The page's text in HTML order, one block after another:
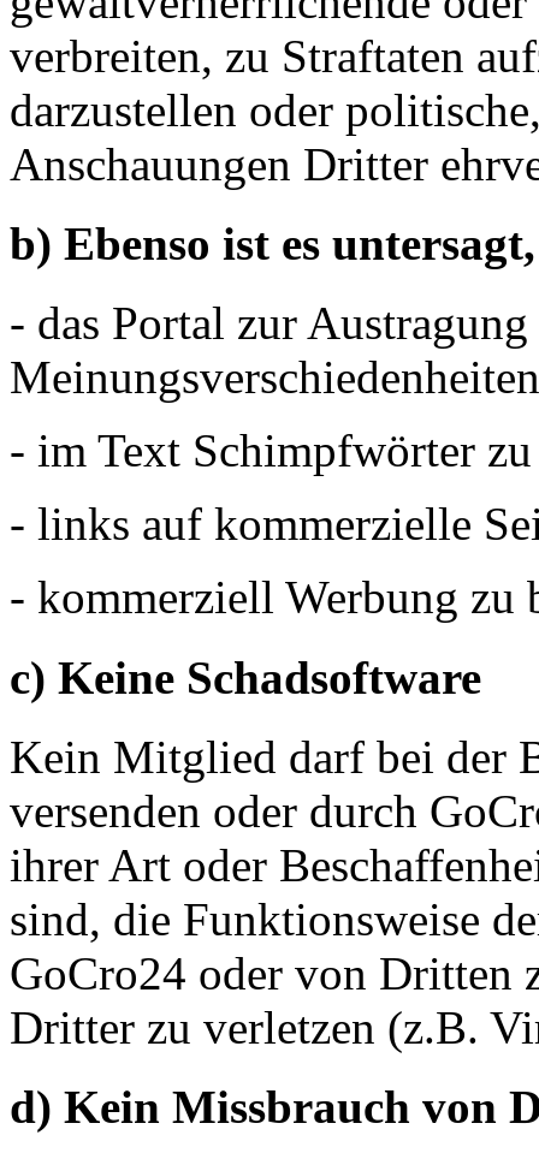
verbreiten, zu Straftaten
darzustellen oder
Anschauungen Dritter
b) Ebenso ist es untersagt,
- das Portal zur
- im Text Schimpfwörter
- links auf kommerzielle
- kommerziell Werbung zu
c) Keine Schadsoftware
Kein Mitglied darf bei der
versenden oder durch
ihrer Art oder
sind, die Funktionsweise
GoCro24 oder von Dritten
Dritter zu verletzen (z.B.
d) Kein Missbrauch von